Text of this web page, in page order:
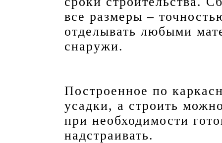
все размеры –
отделывать любыми
снаружи.
Построенное по
усадки, а строить
при необходимости
надстраивать.